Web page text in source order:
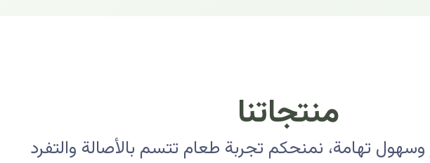
منتجاتنا
تهامة، نمنحكم تجربة طعام تتسم بالأصالة والتفرد